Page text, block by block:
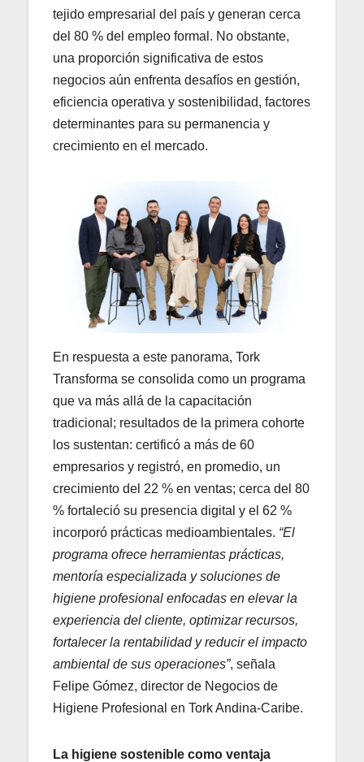
tejido empresarial del país y generan cerca
del 80 % del empleo formal. No obstante,
una proporción significativa de estos
negocios aún enfrenta desafíos en gestión,
eficiencia operativa y sostenibilidad, factores
determinantes para su permanencia y
crecimiento en el mercado.
En respuesta a este panorama, Tork
Transforma se consolida como un programa
que va más allá de la capacitación
tradicional; resultados de la primera cohorte
los sustentan: certificó a más de 60
empresarios y registró, en promedio, un
crecimiento del 22 % en ventas; cerca del 80
% fortaleció su presencia digital y el 62 %
incorporó prácticas medioambientales. “El
programa ofrece herramientas prácticas,
mentoría especializada y soluciones de
higiene profesional enfocadas en elevar la
experiencia del cliente, optimizar recursos,
fortalecer la rentabilidad y reducir el impacto
ambiental de sus operaciones”, señala
Felipe Gómez, director de Negocios de
Higiene Profesional en Tork Andina-Caribe.
La higiene sostenible como ventaja